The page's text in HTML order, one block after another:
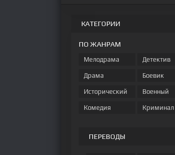
КАТЕГОРИИ
ПО ЖАНРАМ
Мелодрама
Драма
Исторический
Комедия
Детектив
Боевик
Военный
Криминал
ПЕРЕВОДЫ